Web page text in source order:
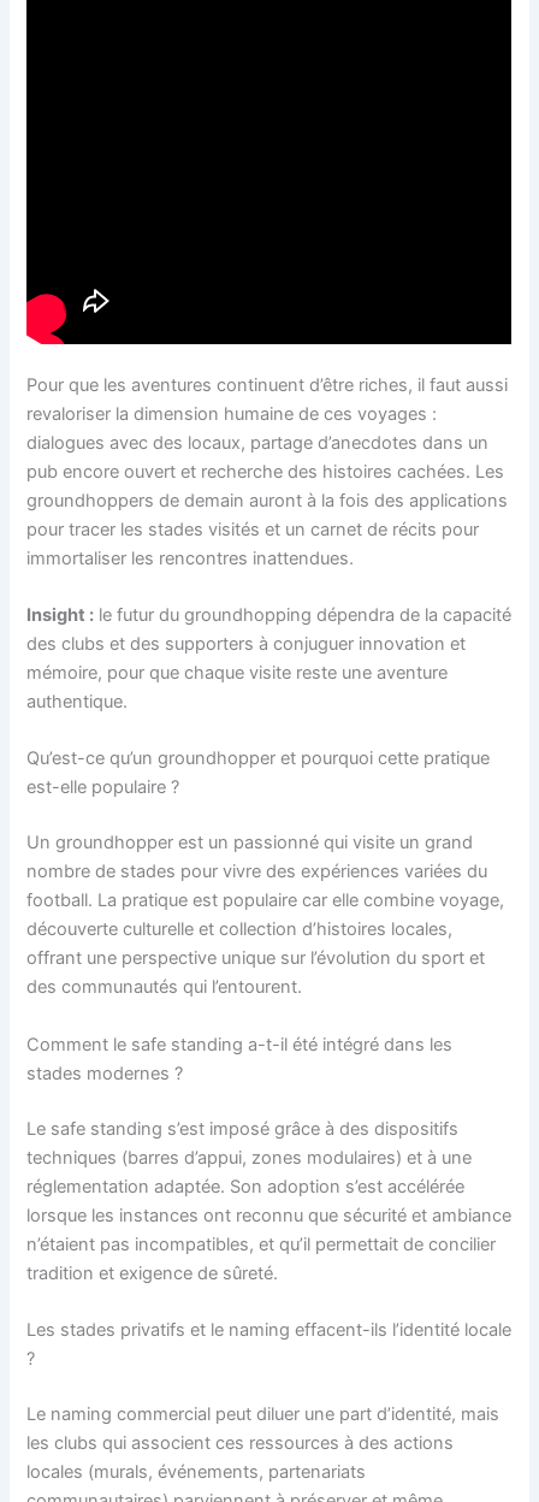
Pour que les aventures continuent d’être riches, il faut aussi
revaloriser la dimension humaine de ces voyages :
dialogues avec des locaux, partage d’anecdotes dans un
pub encore ouvert et recherche des histoires cachées. Les
groundhoppers de demain auront à la fois des applications
pour tracer les stades visités et un carnet de récits pour
immortaliser les rencontres inattendues.
Insight : le futur du groundhopping dépendra de la capacité
des clubs et des supporters à conjuguer innovation et
mémoire, pour que chaque visite reste une aventure
authentique.
Qu’est-ce qu’un groundhopper et pourquoi cette pratique
est-elle populaire ?
Un groundhopper est un passionné qui visite un grand
nombre de stades pour vivre des expériences variées du
football. La pratique est populaire car elle combine voyage,
découverte culturelle et collection d’histoires locales,
offrant une perspective unique sur l’évolution du sport et
des communautés qui l’entourent.
Comment le safe standing a-t-il été intégré dans les
stades modernes ?
Le safe standing s’est imposé grâce à des dispositifs
techniques (barres d’appui, zones modulaires) et à une
réglementation adaptée. Son adoption s’est accélérée
lorsque les instances ont reconnu que sécurité et ambiance
n’étaient pas incompatibles, et qu’il permettait de concilier
tradition et exigence de sûreté.
Les stades privatifs et le naming effacent-ils l’identité locale
?
Le naming commercial peut diluer une part d’identité, mais
les clubs qui associent ces ressources à des actions
locales (murals, événements, partenariats